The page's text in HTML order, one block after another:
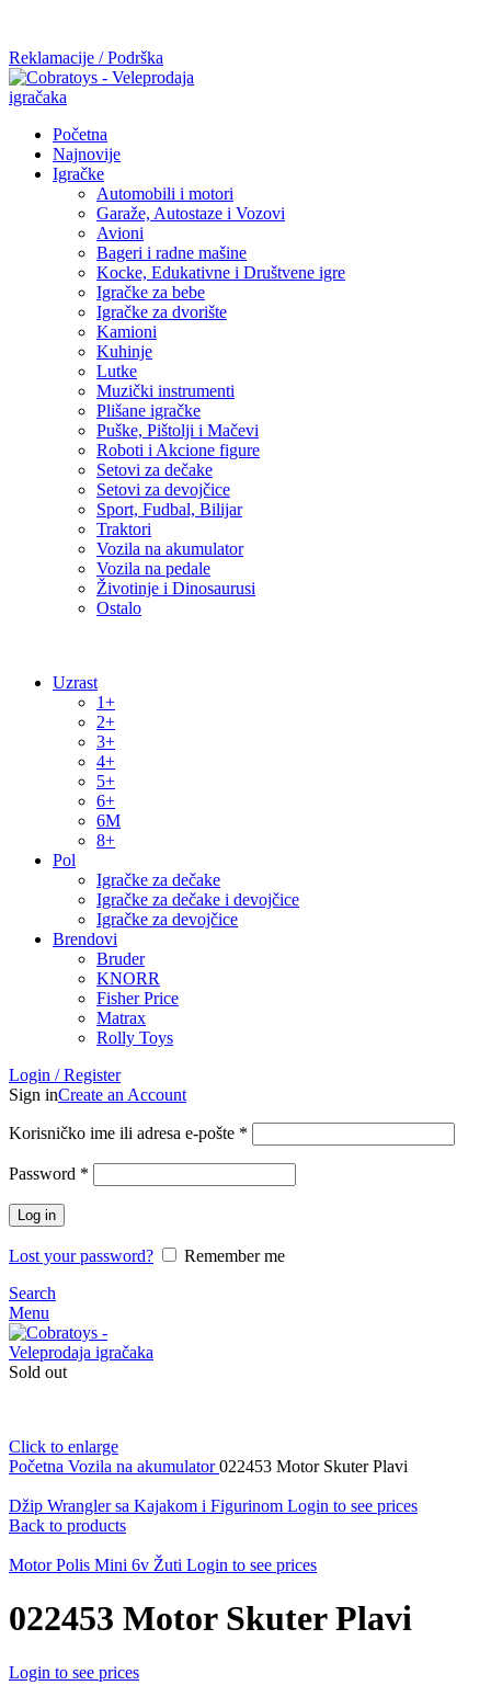
Reklamacije / Podrška
Početna
Najnovije
Igračke
Automobili i motori
Garaže, Autostaze i Vozovi
Avioni
Bageri i radne mašine
Kocke, Edukativne i Društvene igre
Igračke za bebe
Igračke za dvorište
Kamioni
Kuhinje
Lutke
Muzički instrumenti
Plišane igračke
Puške, Pištolji i Mačevi
Roboti i Akcione figure
Setovi za dečake
Setovi za devojčice
Sport, Fudbal, Bilijar
Traktori
Vozila na akumulator
Vozila na pedale
Životinje i Dinosaurusi
Ostalo
Uzrast
1+
2+
3+
4+
5+
6+
6M
8+
Pol
Igračke za dečake
Igračke za dečake i devojčice
Igračke za devojčice
Brendovi
Bruder
KNORR
Fisher Price
Matrax
Rolly Toys
Login / Register
Sign inCreate an Account
Korisničko ime ili adresa e-pošte *
Password *
Log in
Lost your password?
Remember me
Search
Menu
Sold out
Click to enlarge
Početna Vozila na akumulator022453 Motor Skuter Plavi
Džip Wrangler sa Kajakom i Figurinom Login to see prices
Back to products
Motor Polis Mini 6v Žuti Login to see prices
022453 Motor Skuter Plavi
Login to see prices